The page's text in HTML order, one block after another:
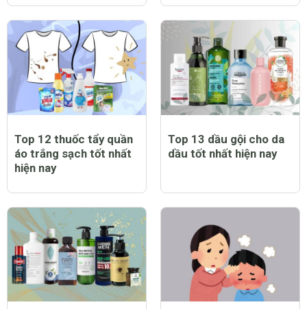
Top 12 thuốc tẩy quần
áo trắng sạch tốt nhất
hiện nay
Top 13 dầu gội cho da
dầu tốt nhất hiện nay